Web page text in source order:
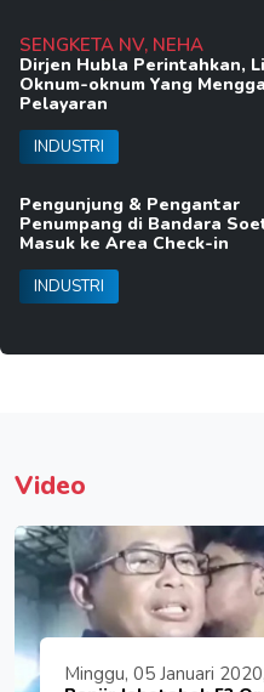
SENGKETA NV, NEHA
Dirjen Hubla Perintahkan,
Oknum-oknum Yang
Pelayaran
INDUSTRI
Pengunjung & Pengantar
Penumpang di Bandara
Masuk ke Area Check-in
INDUSTRI
Video
Minggu, 05 Januari